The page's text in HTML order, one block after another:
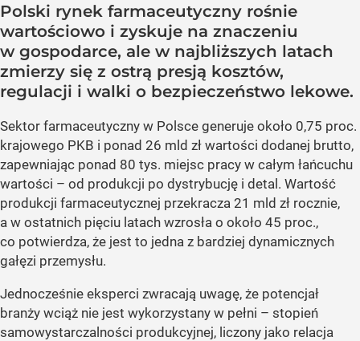
Polski rynek farmaceutyczny rośnie
wartościowo i zyskuje na znaczeniu
w gospodarce, ale w najbliższych latach
zmierzy się z ostrą presją kosztów,
regulacji i walki o bezpieczeństwo lekowe.
Sektor farmaceutyczny w Polsce generuje około 0,75 proc.
krajowego PKB i ponad 26 mld zł wartości dodanej brutto,
zapewniając ponad 80 tys. miejsc pracy w całym łańcuchu
wartości – od produkcji po dystrybucję i detal. Wartość
produkcji farmaceutycznej przekracza 21 mld zł rocznie,
a w ostatnich pięciu latach wzrosła o około 45 proc.,
co potwierdza, że jest to jedna z bardziej dynamicznych
gałęzi przemysłu.
Jednocześnie eksperci zwracają uwagę, że potencjał
branży wciąż nie jest wykorzystany w pełni – stopień
samowystarczalności produkcyjnej, liczony jako relacja